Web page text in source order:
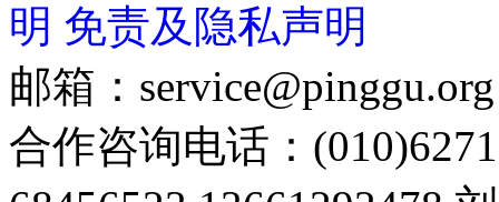
明 免责及隐私声明
邮箱：service@pinggu.org
合作咨询电话：